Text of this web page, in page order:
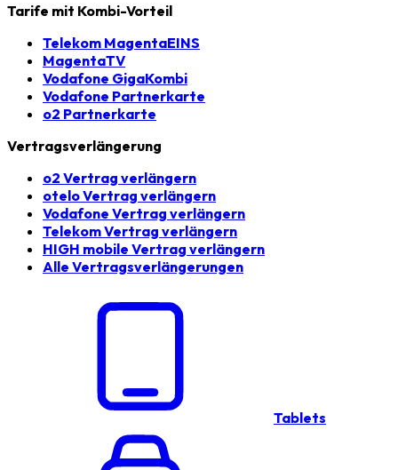
Tarife mit Kombi-Vorteil
Telekom MagentaEINS
MagentaTV
Vodafone GigaKombi
Vodafone Partnerkarte
o2 Partnerkarte
Vertragsverlängerung
o2 Vertrag verlängern
otelo Vertrag verlängern
Vodafone Vertrag verlängern
Telekom Vertrag verlängern
HIGH mobile Vertrag verlängern
Alle Vertragsverlängerungen
Tablets